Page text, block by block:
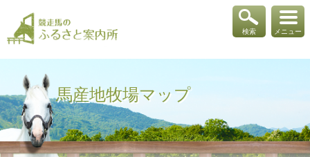
メニュー
検索
馬産地牧場マップ